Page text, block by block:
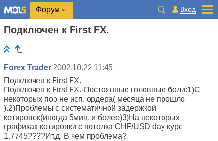
Форум Вход
Подключен к First FX.
Forex Trader 2002.10.22 11:45
Подключен к First FX.
Подключен к First FX.-Постоянные головные боли:1)С
некоторых пор не исп. ордера( месяца не прошло
).2)Проблемы с систематичной задержкой
котировок(иногда 5мин. и более)3)На некоторых
графиках котировки с потолка CHF/USD day курс
1.7745????Ит.д. В чем проблема?